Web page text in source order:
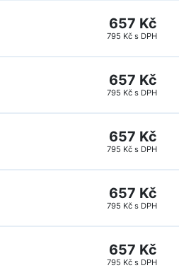
657 Kč
795 Kč s DPH
657 Kč
795 Kč s DPH
657 Kč
795 Kč s DPH
657 Kč
795 Kč s DPH
657 Kč
795 Kč s DPH